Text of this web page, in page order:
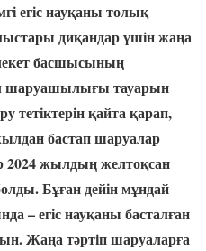
егіс науқаны толық
диқандар үшін жаңа
басшысының
шаруашылығы тауарын
тетіктерін қайта қарап,
бастап шаруалар
2024 жылдың желтоқсан
Бұған дейін мұндай
– егіс науқаны басталған
Жаңа тәртіп шаруаларға